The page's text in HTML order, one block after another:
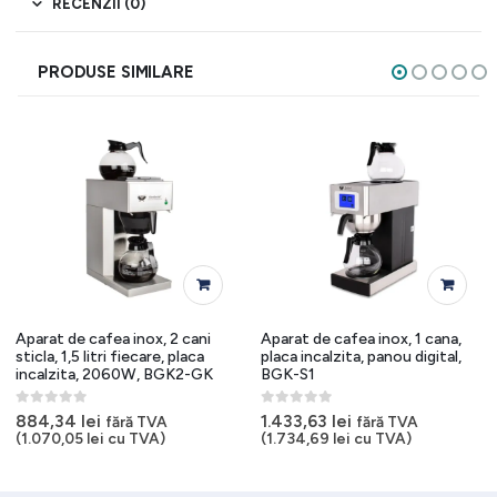
RECENZII (0)
PRODUSE SIMILARE
Aparat de cafea inox, 2 cani
sticla, 1,5 litri fiecare, placa
incalzita, 2060W, BGK2-GK
0out of 5
884,34 lei fără TVA
(1.070,05 lei cu TVA)
Aparat de cafea inox, 1 cana,
placa incalzita, panou digital,
BGK-S1
0 out of 5
1.433,63 lei fără TVA
(1.734,69 lei cu TVA)